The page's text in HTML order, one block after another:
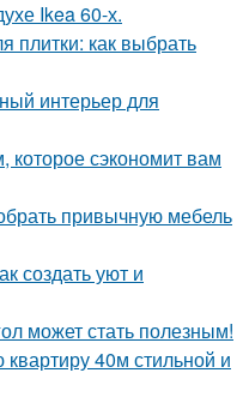
Ikea 60-х.
плитки: как выбрать
интерьер для
сэкономит вам
привычную мебель
создать уют и
может стать полезным!
40м стильной и